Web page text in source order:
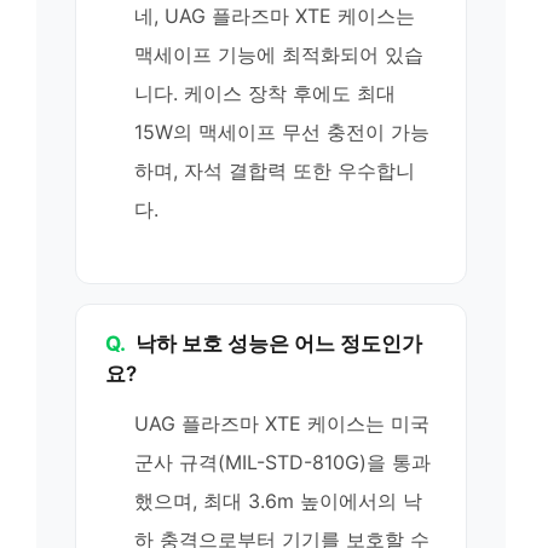
네, UAG 플라즈마 XTE 케이스는
맥세이프 기능에 최적화되어 있습
니다. 케이스 장착 후에도 최대
15W의 맥세이프 무선 충전이 가능
하며, 자석 결합력 또한 우수합니
다.
Q. 낙하 보호 성능은 어느 정도인가
요?
UAG 플라즈마 XTE 케이스는 미국
군사 규격(MIL-STD-810G)을 통과
했으며, 최대 3.6m 높이에서의 낙
하 충격으로부터 기기를 보호할 수